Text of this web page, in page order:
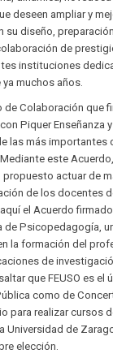
deseen ampliar y
su diseño,
de
instituciones
muchos años.
de Colaboración que
Piquer Enseñanza
las más importantes
este
actuar de
de los docentes
el Acuerdo
de Psicopedagogía,
la formación del
de
que FEUSO es el
como de
para realizar cursos
Universidad de
elección.